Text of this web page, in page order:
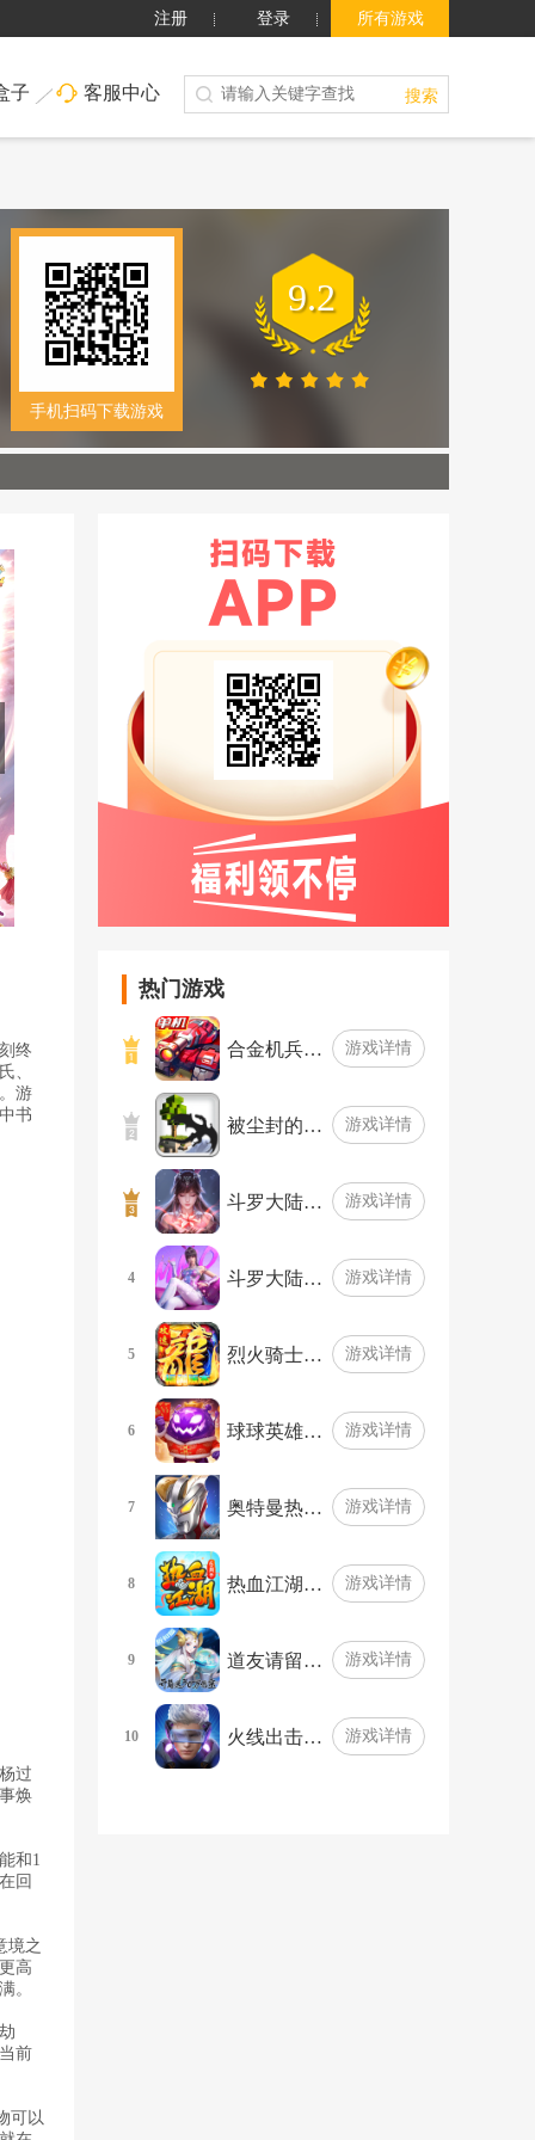
注册 登录 所有游戏
子 客服中心 搜索
手机扫码下载游戏
9.2
终
、
游
书
过
焕
和1
回
境之
高
。
前
可以
热门游戏
合金机兵… 游戏详情
被尘封的… 游戏详情
斗罗大陆… 游戏详情
4 斗罗大陆… 游戏详情
5 烈火骑士… 游戏详情
6 球球英雄… 游戏详情
7 奥特曼热… 游戏详情
8 热血江湖… 游戏详情
9 道友请留… 游戏详情
10 火线出击… 游戏详情